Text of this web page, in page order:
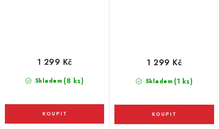
Skladem (8 ks)
1 299 Kč
Skladem (1 ks)
1 299 Kč